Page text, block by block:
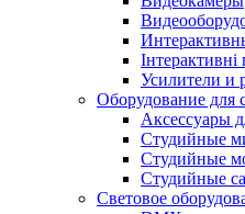
Інтерактивні
Усилители и
Оборудование для
Аксессуары
Студийные
Студийные
Студийные
Световое